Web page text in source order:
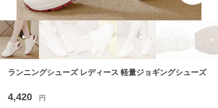
ランニングシューズ レディース 軽量ジョギングシューズ
4,420 円